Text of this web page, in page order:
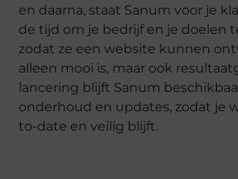
en daarna, staat Sanum voor je
de tijd om je bedrijf en je doelen
zodat ze een website kunnen
alleen mooi is, maar ook
lancering blijft Sanum
onderhoud en updates, zodat je
to-date en veilig blijft.